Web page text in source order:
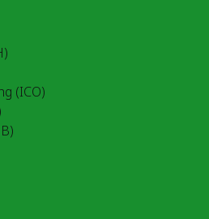
(ICO)